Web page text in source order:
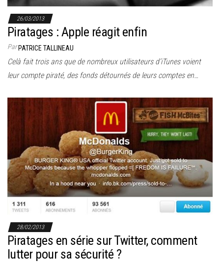
26/03/2013
Piratages : Apple réagit enfin
ParPATRICE TALLINEAU
Celà fait trois ans que de nombreux utilisateurs d’iTunes voient
leur compte piraté, des fonds détournés de leurs comptes en…
28/02/2013
Piratages en série sur Twitter, comment
lutter pour sa sécurité ?